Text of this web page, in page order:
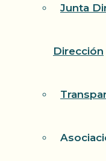
Junta
Dirección